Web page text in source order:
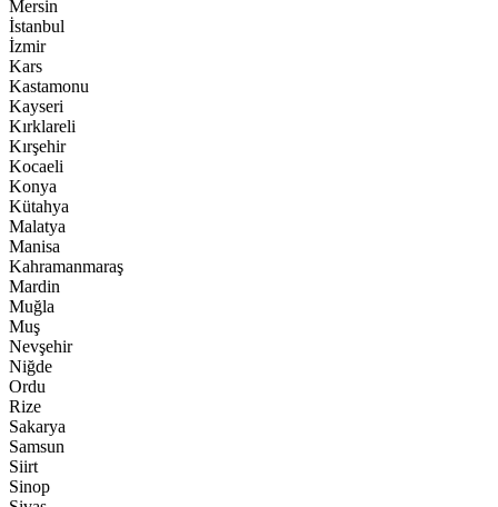
Mersin
İstanbul
İzmir
Kars
Kastamonu
Kayseri
Kırklareli
Kırşehir
Kocaeli
Konya
Kütahya
Malatya
Manisa
Kahramanmaraş
Mardin
Muğla
Muş
Nevşehir
Niğde
Ordu
Rize
Sakarya
Samsun
Siirt
Sinop